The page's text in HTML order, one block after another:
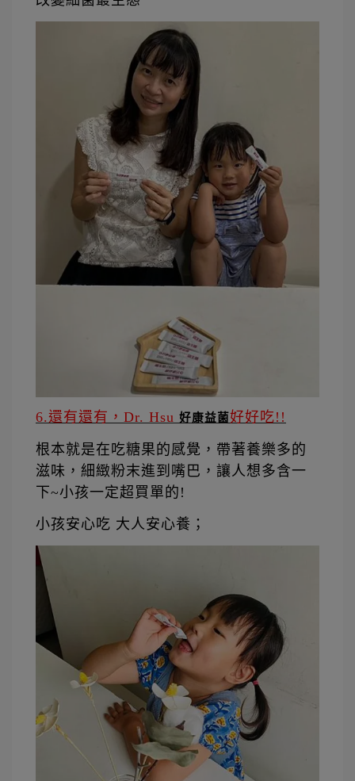
6.還有還有，Dr. Hsu 好康益菌好好吃!!
根本就是在吃糖果的感覺，帶著養樂多的
滋味，細緻粉末進到嘴巴，讓人想多含一
下~小孩一定超買單的!
小孩安心吃 大人安心養；